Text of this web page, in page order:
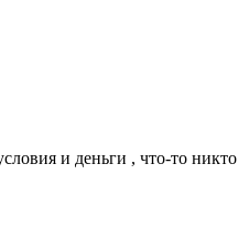
и деньги , что-то